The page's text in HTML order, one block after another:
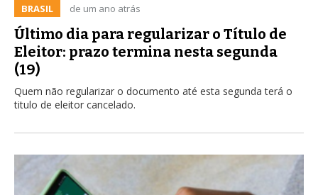
BRASIL de um ano atrás
Último dia para regularizar o Título de
Eleitor: prazo termina nesta segunda
(19)
Quem não regularizar o documento até esta segunda terá o
titulo de eleitor cancelado.